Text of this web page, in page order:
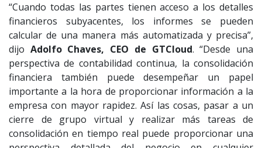
“Cuando todas las partes tienen acceso a los detalles
financieros subyacentes, los informes se pueden
calcular de una manera más automatizada y precisa”,
dijo Adolfo Chaves, CEO de GTCloud. “Desde una
perspectiva de contabilidad continua, la consolidación
financiera también puede desempeñar un papel
importante a la hora de proporcionar información a la
empresa con mayor rapidez. Así las cosas, pasar a un
cierre de grupo virtual y realizar más tareas de
consolidación en tiempo real puede proporcionar una